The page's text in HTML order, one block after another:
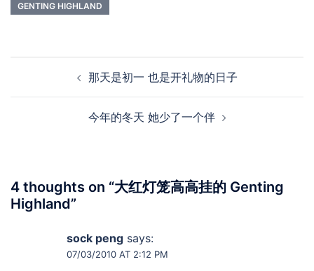
GENTING HIGHLAND
navigation那天是初一 也是开礼物的日子
今年的冬天 她少了一个伴
4 thoughts on “大红灯笼高高挂的 Genting
Highland”
sock peng says:
07/03/2010 AT 2:12 PM